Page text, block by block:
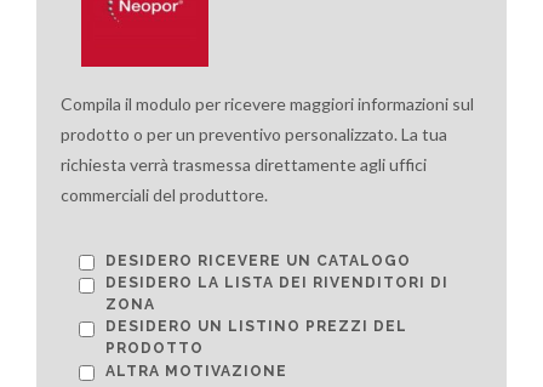
Compila il modulo per ricevere maggiori informazioni sul
prodotto o per un preventivo personalizzato. La tua
richiesta verrà trasmessa direttamente agli uffici
commerciali del produttore.
DESIDERO RICEVERE UN CATALOGO
DESIDERO LA LISTA DEI RIVENDITORI DI
ZONA
DESIDERO UN LISTINO PREZZI DEL
PRODOTTO
ALTRA MOTIVAZIONE